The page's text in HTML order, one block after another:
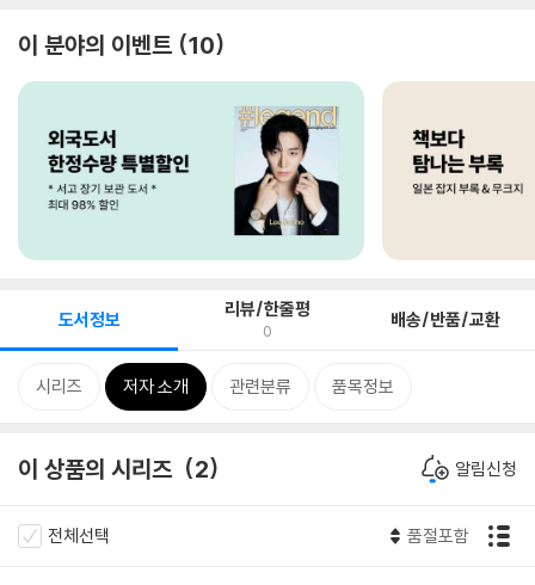
이 분야의 이벤트 10
도서정보 리뷰/한줄평
0 배송/반품/교환
시리즈 저자 소개 관련분류 품목정보
이 상품의 시리즈 2 알림신청
전체선택 품절포함